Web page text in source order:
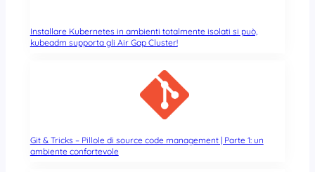
Installare Kubernetes in ambienti totalmente isolati si può,
kubeadm supporta gli Air Gap Cluster!
Git & Tricks – Pillole di source code management | Parte 1: un
ambiente confortevole